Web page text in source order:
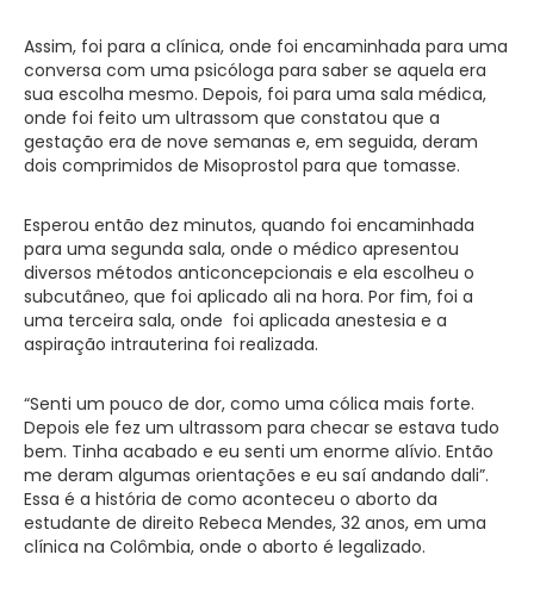
Assim, foi para a clínica, onde foi encaminhada para uma
conversa com uma psicóloga para saber se aquela era
sua escolha mesmo. Depois, foi para uma sala médica,
onde foi feito um ultrassom que constatou que a
gestação era de nove semanas e, em seguida, deram
dois comprimidos de Misoprostol para que tomasse.
Esperou então dez minutos, quando foi encaminhada
para uma segunda sala, onde o médico apresentou
diversos métodos anticoncepcionais e ela escolheu o
subcutâneo, que foi aplicado ali na hora. Por fim, foi a
uma terceira sala, onde foi aplicada anestesia e a
aspiração intrauterina foi realizada.
“Senti um pouco de dor, como uma cólica mais forte.
Depois ele fez um ultrassom para checar se estava tudo
bem. Tinha acabado e eu senti um enorme alívio. Então
me deram algumas orientações e eu saí andando dali”.
Essa é a história de como aconteceu o aborto da
estudante de direito Rebeca Mendes, 32 anos, em uma
clínica na Colômbia, onde o aborto é legalizado.